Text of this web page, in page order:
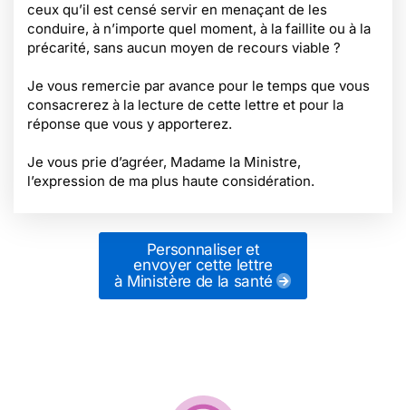
ceux qu’il est censé servir en menaçant de les
conduire, à n’importe quel moment, à la faillite ou à la
précarité, sans aucun moyen de recours viable ?
Je vous remercie par avance pour le temps que vous
consacrerez à la lecture de cette lettre et pour la
réponse que vous y apporterez.
Je vous prie d’agréer, Madame la Ministre,
l’expression de ma plus haute considération.
Personnaliser et
envoyer cette lettre
à Ministère de la santé